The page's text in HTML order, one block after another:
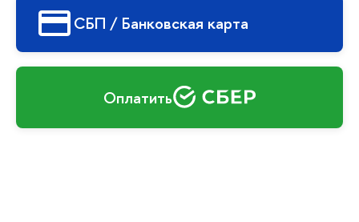
СБП / Банковская карта
Оплатить